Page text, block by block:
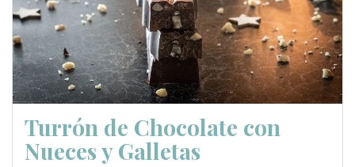
Turrón de Chocolate con
Nueces y Galletas